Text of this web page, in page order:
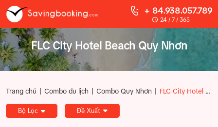
+ 84.938.057.789
24 / 7 / 365
FLC City Hotel Beach Quy Nhơn
Trang chủ | Combo du lịch | Combo Quy Nhơn | FLC City Hotel Beach Quy Nhơn
Bộ Lọc Đề Xuất